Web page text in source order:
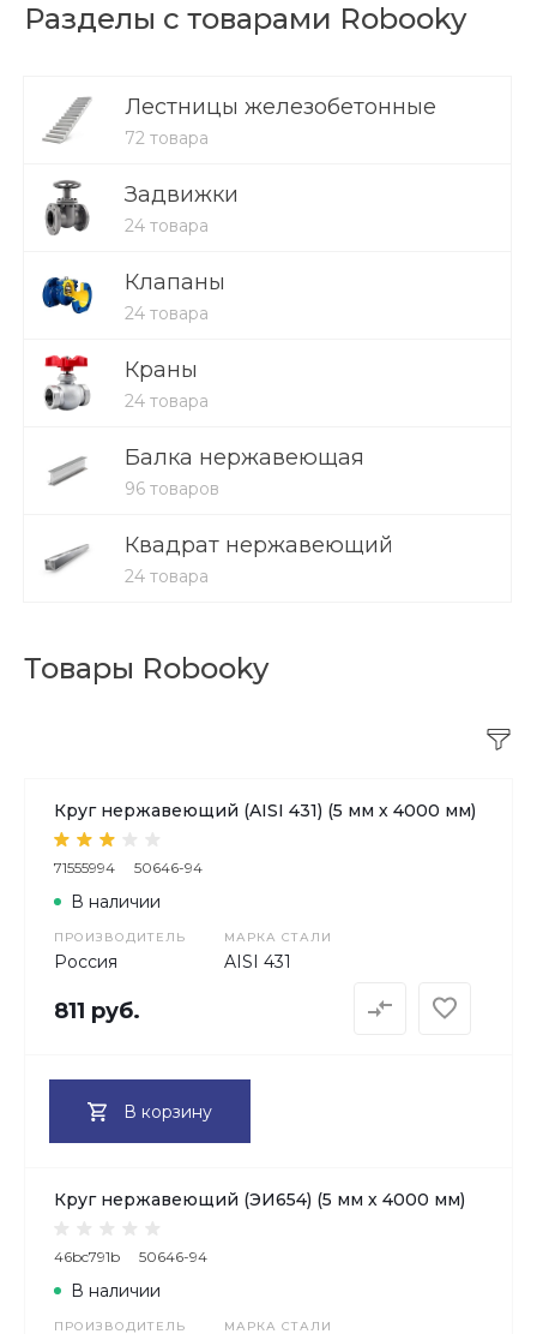
Разделы с товарами Robooky
Лестницы железобетонные
72 товара
Задвижки
24 товара
Клапаны
24 товара
Краны
24 товара
Балка нержавеющая
96 товаров
Квадрат нержавеющий
24 товара
Товары Robooky
Круг нержавеющий (AISI 431) (5 мм х 4000 мм)
71555994 50646-94
ПРОИЗВОДИТЕЛЬ
Россия
МАРКА СТАЛИ
AISI 431
В наличии
811 руб.
В корзину
Круг нержавеющий (ЭИ654) (5 мм х 4000 мм)
46bc791b 50646-94
ПРОИЗВОДИТЕЛЬ МАРКА СТАЛИ
В наличии